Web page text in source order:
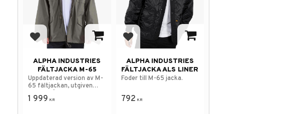
Add to favorites
ALPHA INDUSTRIES
FÄLTJACKA M-65
Uppdaterad version av M-
65 fältjackan, utgiven
första gången 1965.
1 999 KR
Add to favorites
ALPHA INDUSTRIES
FÄLTJACKA ALS LINER
Foder till M-65 jacka.
792 KR